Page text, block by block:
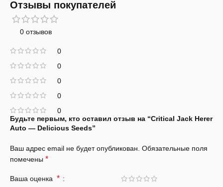
Отзывы покупателей
0 отзывов
0
0
0
0
0
Будьте первым, кто оставил отзыв на “Critical Jack Herer
Auto — Delicious Seeds”
Ваш адрес email не будет опубликован. Обязательные поля
помечены *
Ваша оценка *